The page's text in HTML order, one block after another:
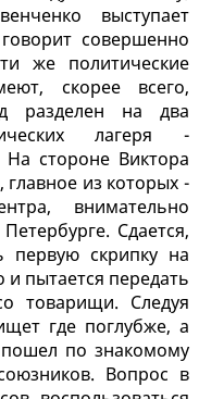
выступает
совершенно
же политические
скорее всего,
разделен на два
лагеря -
стороне Виктора
из которых -
внимательно
Сдается,
первую скрипку на
пытается передать
товарищи. Следуя
где поглубже, а
пошел по знакомому
Вопрос в